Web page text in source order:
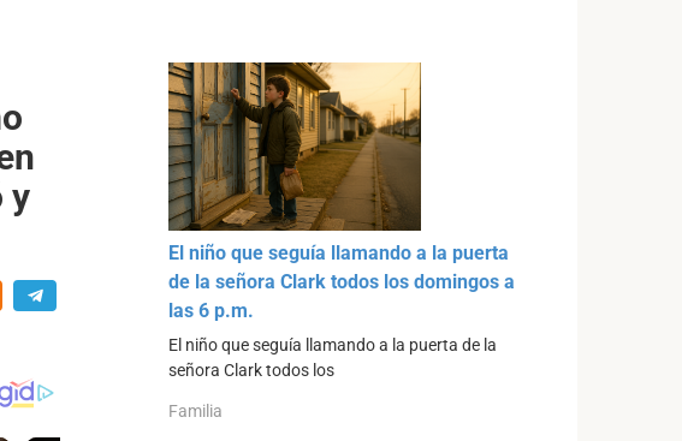
y
El niño que seguía llamando a la puerta
de la señora Clark todos los domingos a
las 6 p.m.
El niño que seguía llamando a la puerta de la
señora Clark todos los
Familia